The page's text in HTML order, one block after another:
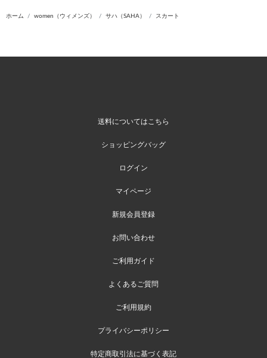
ホーム women（ウィメンズ） サハ（SAHA） スカート
送料についてはこちら
ショッピングバッグ
ログイン
マイページ
新規会員登録
お問い合わせ
ご利用ガイド
よくあるご質問
ご利用規約
プライバシーポリシー
特定商取引法に基づく表記